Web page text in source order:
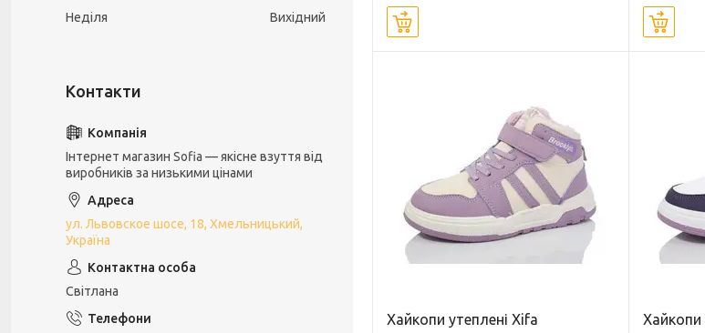
Хайкопи утеплені Xifa Хайкопи
Неділя
Вихідний
Інтернет магазин Sofia — якісне взуття від
виробників за низькими цінами
ул. Львовское шосе, 18, Хмельницький,
Україна
Світлана